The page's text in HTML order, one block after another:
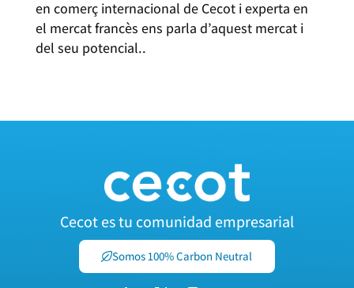
en comerç internacional de Cecot i experta en
el mercat francès ens parla d’aquest mercat i
del seu potencial..
Cecot es tu comunidad empresarial
Somos 100% Carbon Neutral